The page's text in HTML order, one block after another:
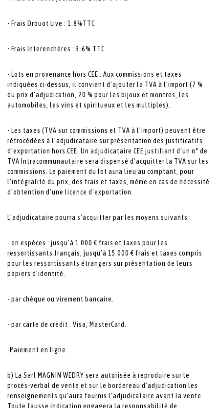
• Frais Drouot Live : 1.8%TTC
• Frais Interenchères : 3.6% TTC
• Lots en provenance hors CEE : Aux commissions et taxes
indiquées ci-dessus, il convient d’ajouter la TVA à l’import (7 %
du prix d’adjudication, 20 % pour les bijoux et montres, les
automobiles, les vins et spiritueux et les multiples).
• Les taxes (TVA sur commissions et TVA à l’import) peuvent être
rétrocédées à l’adjudicataire sur présentation des justificatifs
d’exportation hors CEE. Un adjudicataire CEE justifiant d’un n° de
TVA Intracommunautaire sera dispensé d’acquitter la TVA sur les
commissions. Le paiement du lot aura lieu au comptant, pour
l’intégralité du prix, des frais et taxes, même en cas de nécessité
d’obtention d’une licence d’exportation.
L’adjudicataire pourra s’acquitter par les moyens suivants :
- en espèces : jusqu’à 1 000 € frais et taxes pour les
ressortissants français, jusqu’à 15 000 € frais et taxes compris
pour les ressortissants étrangers sur présentation de leurs
papiers d’identité.
- par chèque ou virement bancaire.
- par carte de crédit : Visa, MasterCard.
-Paiement en ligne.
b) La Sarl MAGNIN WEDRY sera autorisée à reproduire sur le
procès-verbal de vente et sur le bordereau d’adjudication les
renseignements qu’aura fournis l’adjudicataire avant la vente.
Toute fausse indication engagera la responsabilité de